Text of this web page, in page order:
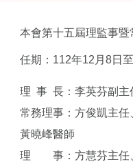
本會第十五屆理監事暨
任期：112年12月8日
理 事 長：李英芬副主
常務理事：方俊凱主任
黃曉峰醫師
理 事：方慧芬主任